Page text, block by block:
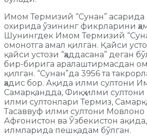
Имом Термизий “Сунан” асарида
охирида ўзининг фикрларини
Шунингдек Имом Термизий
омонотга амал қилган. Қайси
қайси устози “ҳаддасана” деган
бир-бирига аралаштирмасдан
қилган. “Сунан”да 3956 та
ҳадис бор. Ақида илми султони
Самарқандда, Фиқҳ илми
илми султонлари Термиз,
Тасаввуф илми султони Мовлоно
Афғонистон ва Ўзбекистон ақида,
илмларида пешқадам бўлган.